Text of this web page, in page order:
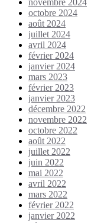
novembre 2024
octobre 2024
août 2024
juillet 2024
avril 2024
février 2024
janvier 2024
mars 2023
février 2023
janvier 2023
décembre 2022
novembre 2022
octobre 2022
août 2022
juillet 2022
juin 2022
mai 2022
avril 2022
mars 2022
février 2022
janvier 2022